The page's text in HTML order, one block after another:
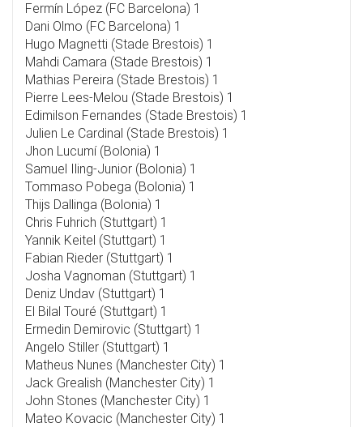
Fermín López (FC Barcelona) 1
Dani Olmo (FC Barcelona) 1
Hugo Magnetti (Stade Brestois) 1
Mahdi Camara (Stade Brestois) 1
Mathias Pereira (Stade Brestois) 1
Pierre Lees-Melou (Stade Brestois) 1
Edimilson Fernandes (Stade Brestois) 1
Julien Le Cardinal (Stade Brestois) 1
Jhon Lucumí (Bolonia) 1
Samuel Iling-Junior (Bolonia) 1
Tommaso Pobega (Bolonia) 1
Thijs Dallinga (Bolonia) 1
Chris Fuhrich (Stuttgart) 1
Yannik Keitel (Stuttgart) 1
Fabian Rieder (Stuttgart) 1
Josha Vagnoman (Stuttgart) 1
Deniz Undav (Stuttgart) 1
El Bilal Touré (Stuttgart) 1
Ermedin Demirovic (Stuttgart) 1
Angelo Stiller (Stuttgart) 1
Matheus Nunes (Manchester City) 1
Jack Grealish (Manchester City) 1
John Stones (Manchester City) 1
Mateo Kovacic (Manchester City) 1